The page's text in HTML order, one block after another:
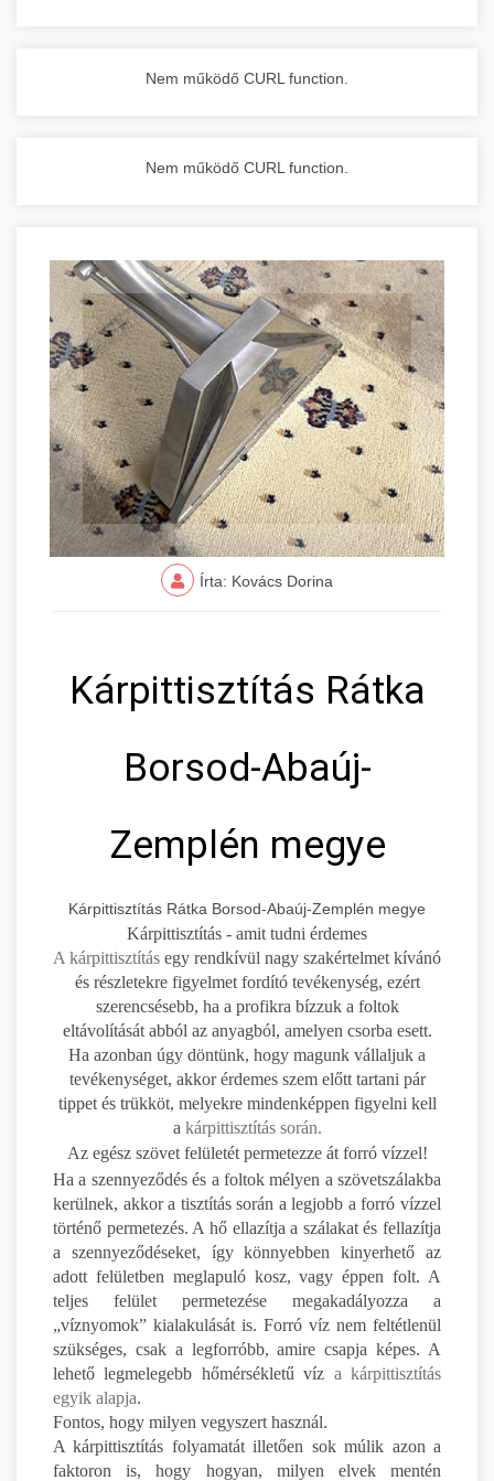
Nem működő CURL function.
Nem működő CURL function.
Írta: Kovács Dorina
Kárpittisztítás Rátka
Borsod-Abaúj-
Zemplén megye
Kárpittisztítás Rátka Borsod-Abaúj-Zemplén megye
Kárpittisztítás - amit tudni érdemes
A kárpittisztítás egy rendkívül nagy szakértelmet kívánó
és részletekre figyelmet fordító tevékenység, ezért
szerencsésebb, ha a profikra bízzuk a foltok
eltávolítását abból az anyagból, amelyen csorba esett.
Ha azonban úgy döntünk, hogy magunk vállaljuk a
tevékenységet, akkor érdemes szem előtt tartani pár
tippet és trükköt, melyekre mindenképpen figyelni kell
a kárpittisztítás során.
Az egész szövet felületét permetezze át forró vízzel!
Ha a szennyeződés és a foltok mélyen a szövetszálakba
kerülnek, akkor a tisztítás során a legjobb a forró vízzel
történő permetezés. A hő ellazítja a szálakat és fellazítja
a szennyeződéseket, így könnyebben kinyerhető az
adott felületben meglapuló kosz, vagy éppen folt. A
teljes felület permetezése megakadályozza a
„víznyomok” kialakulását is. Forró víz nem feltétlenül
szükséges, csak a legforróbb, amire csapja képes. A
lehető legmelegebb hőmérsékletű víz a kárpittisztítás
egyik alapja.
Fontos, hogy milyen vegyszert használ.
A kárpittisztítás folyamatát illetően sok múlik azon a
faktoron is, hogy hogyan, milyen elvek mentén